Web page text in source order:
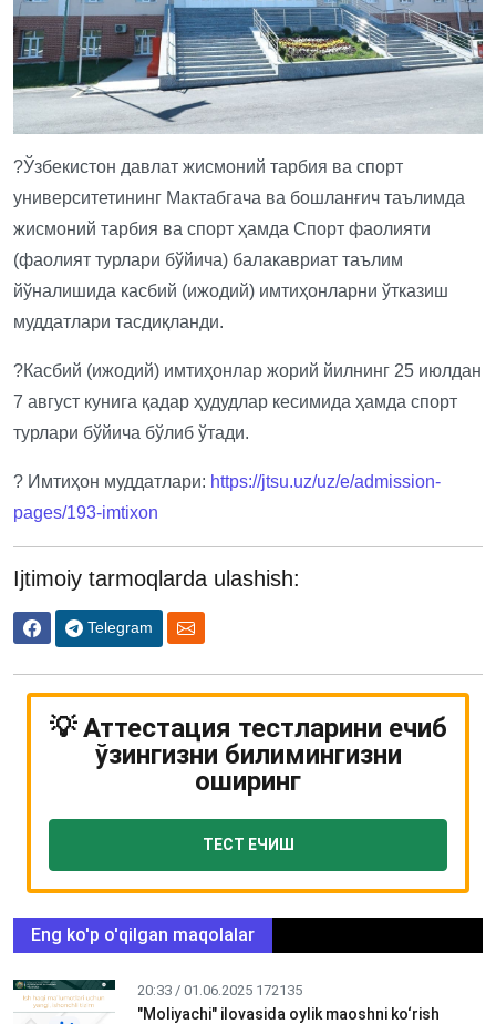
?Ўзбекистон давлат жисмоний тарбия ва спорт
университетининг Мактабгача ва бошланғич таълимда
жисмоний тарбия ва спорт ҳамда Спорт фаолияти
(фаолият турлари бўйича) балакавриат таълим
йўналишида касбий (ижодий) имтиҳонларни ўтказиш
муддатлари тасдиқланди.
?Касбий (ижодий) имтиҳонлар жорий йилнинг 25 июлдан
7 август кунига қадар ҳудудлар кесимида ҳамда спорт
турлари бўйича бўлиб ўтади.
? Имтиҳон муддатлари: https://jtsu.uz/uz/e/admission-
pages/193-imtixon
Ijtimoiy tarmoqlarda ulashish:
Telegram
💡 Аттестация тестларини ечиб
ўзингизни билимингизни
оширинг
ТЕСТ ЕЧИШ
Eng ko'p o'qilgan maqolalar
20:33 / 01.06.2025 172135
"Moliyachi" ilovasida oylik maoshni ko‘rish